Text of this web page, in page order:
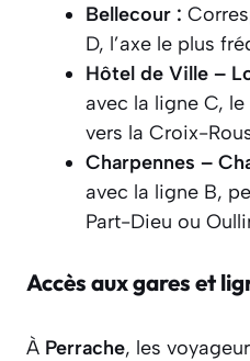
Bellecour :
D, l’axe le plus
Hôtel de Ville –
avec la ligne C,
vers la Croix-
Charpennes –
avec la ligne B,
Part-Dieu ou
Accès aux gares et
À Perrache, les